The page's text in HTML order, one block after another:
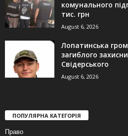
комунального
тис. грн
August 6, 2026
Лопатинська
загиблого
Свідерського
August 6, 2026
ПОПУЛЯРНА КАТЕГОРІЯ
Право